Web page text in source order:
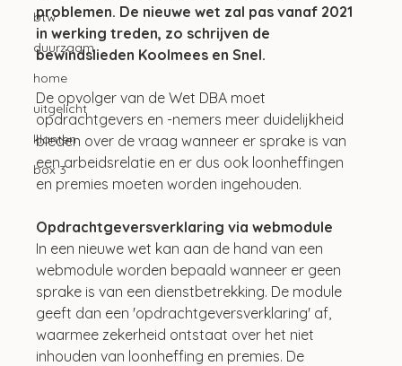
btw
duurzaam
home
uitgelicht
klanten
box 3
problemen. De nieuwe wet zal pas vanaf 2021
in werking treden, zo schrijven de
bewindslieden Koolmees en Snel.
De opvolger van de Wet DBA moet
opdrachtgevers en -nemers meer duidelijkheid
bieden over de vraag wanneer er sprake is van
een arbeidsrelatie en er dus ook loonheffingen
en premies moeten worden ingehouden.
Opdrachtgeversverklaring via webmodule
In een nieuwe wet kan aan de hand van een
webmodule worden bepaald wanneer er geen
sprake is van een dienstbetrekking. De module
geeft dan een 'opdrachtgeversverklaring' af,
waarmee zekerheid ontstaat over het niet
inhouden van loonheffing en premies. De